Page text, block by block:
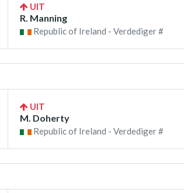
UIT
R. Manning
Republic of Ireland - Verdediger #
UIT
M. Doherty
Republic of Ireland - Verdediger #